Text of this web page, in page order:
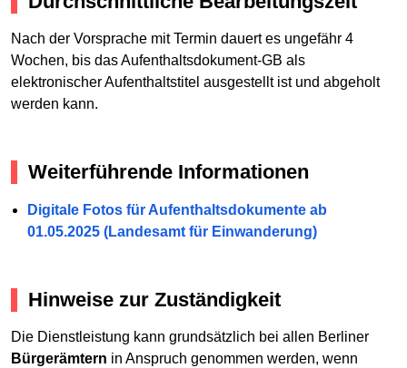
Nach der Vorsprache mit Termin dauert es ungefähr 4
Wochen, bis das Aufenthaltsdokument-GB als
elektronischer Aufenthaltstitel ausgestellt ist und abgeholt
werden kann.
Weiterführende Informationen
Digitale Fotos für Aufenthaltsdokumente ab
01.05.2025 (Landesamt für Einwanderung)
Hinweise zur Zuständigkeit
Die Dienstleistung kann grundsätzlich bei allen Berliner
Bürgerämtern in Anspruch genommen werden, wenn